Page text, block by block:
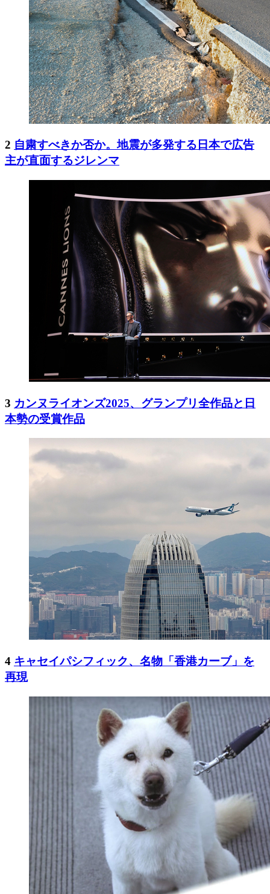
2 自粛すべきか否か。地震が多発する日本で広告
主が直面するジレンマ
3 カンヌライオンズ2025、グランプリ全作品と日
本勢の受賞作品
4 キャセイパシフィック、名物「香港カーブ」を
再現